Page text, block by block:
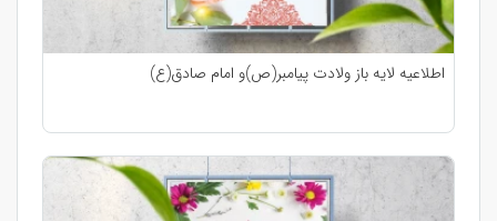
اطلاعیه لایه باز ولادت پیامبر(ص)و امام صادق(ع)